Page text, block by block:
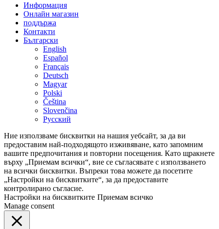
Информация
Онлайн магазин
поддържа
Контакти
Български
English
Español
Français
Deutsch
Magyar
Polski
Čeština
Slovenčina
Русский
Ние използваме бисквитки на нашия уебсайт, за да ви
предоставим най-подходящото изживяване, като запомним
вашите предпочитания и повторни посещения. Като щракнете
върху „Приемам всички“, вие се съгласявате с използването
на всички бисквитки. Въпреки това можете да посетите
„Настройки на бисквитките“, за да предоставите
контролирано съгласие.
Настройки на бисквитките Приемам всичко
Manage consent